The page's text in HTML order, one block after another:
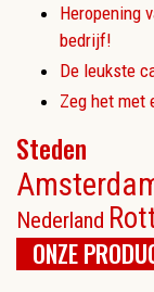
Heropening
bedrijf!
De leukste
Zeg het met
Steden
Nederland
ONZE